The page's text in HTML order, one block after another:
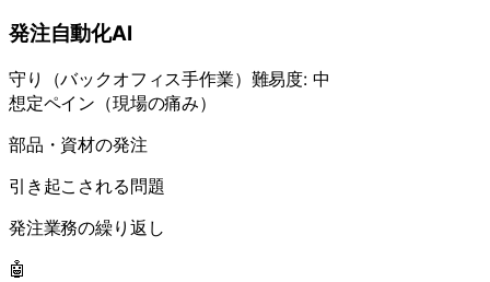
発注自動化AI
守り （バックオフィス手作業） 難易度: 中
想定ペイン（現場の痛み）
部品・資材の発注
引き起こされる問題
発注業務の繰り返し
🤖